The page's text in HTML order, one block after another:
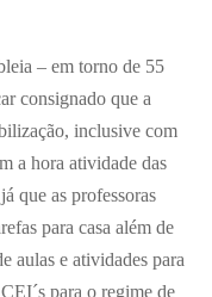
– em torno de 55
consignado que a
inclusive com
a hora atividade das
que as professoras
para casa além de
aulas e atividades para
para o regime de